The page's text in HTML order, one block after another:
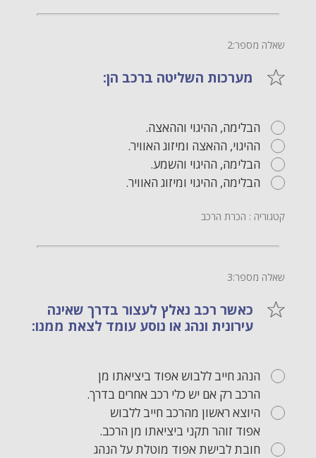
שאלה מספר:2
מערכות השליטה ברכב הן:
הבלימה, ההיגוי וההאצה.
ההיגוי, ההאצה ומיזוג האוויר.
הבלימה, ההיגוי והשמע.
הבלימה, ההיגוי ומיזוג האוויר.
קטגוריה : הכרת הרכב
שאלה מספר:3
כאשר רכב נאלץ לעצור בדרך שאינה
עירונית ונהג או נוסע עומד לצאת ממנו:
הנהג חייב ללבוש אפוד ביציאתו מן
הרכב רק אם יש כלי רכב אחרים בדרך.
היוצא ראשון מהרכב חייב ללבוש
אפוד זוהר תקני ביציאתו מן הרכב.
חובת לבישת אפוד מוטלת על הנהג